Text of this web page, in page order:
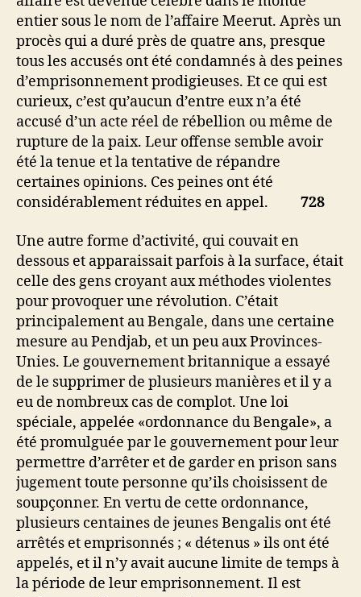
entier sous le nom de l’affaire Meerut. Après un
procès qui a duré près de quatre ans, presque
tous les accusés ont été condamnés à des peines
d’emprisonnement prodigieuses. Et ce qui est
curieux, c’est qu’aucun d’entre eux n’a été
accusé d’un acte réel de rébellion ou même de
rupture de la paix. Leur offense semble avoir
été la tenue et la tentative de répandre
certaines opinions. Ces peines ont été
considérablement réduites en appel. 728
Une autre forme d’activité, qui couvait en
dessous et apparaissait parfois à la surface, était
celle des gens croyant aux méthodes violentes
pour provoquer une révolution. C’était
principalement au Bengale, dans une certaine
mesure au Pendjab, et un peu aux Provinces-
Unies. Le gouvernement britannique a essayé
de le supprimer de plusieurs manières et il y a
eu de nombreux cas de complot. Une loi
spéciale, appelée «ordonnance du Bengale», a
été promulguée par le gouvernement pour leur
permettre d’arrêter et de garder en prison sans
jugement toute personne qu’ils choisissent de
soupçonner. En vertu de cette ordonnance,
plusieurs centaines de jeunes Bengalis ont été
arrêtés et emprisonnés ; « détenus » ils ont été
appelés, et il n’y avait aucune limite de temps à
la période de leur emprisonnement. Il est